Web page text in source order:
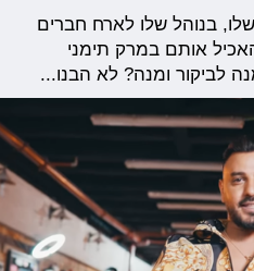
בנוהל שלו לארח חברים
אותם במרק תימני
לביקור ומנה? לא הבנו...